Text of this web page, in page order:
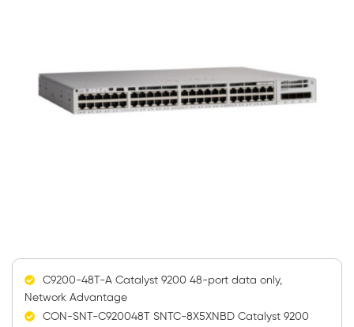
C9200-48T-A Catalyst 9200 48-port data only,
Network Advantage
CON-SNT-C920048T SNTC-8X5XNBD Catalyst 9200